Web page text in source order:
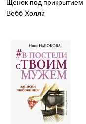
Щенок под прикрытием
Вебб Холли